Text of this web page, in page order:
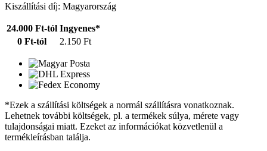
Kiszállítási díj: Magyarország
24.000 Ft-tól Ingyenes*
0 Ft-tól
2.150 Ft
*Ezek a szállítási költségek a normál szállításra vonatkoznak.
Lehetnek további költségek, pl. a termékek súlya, mérete vagy
tulajdonságai miatt. Ezeket az információkat közvetlenül a
termékleírásban találja.